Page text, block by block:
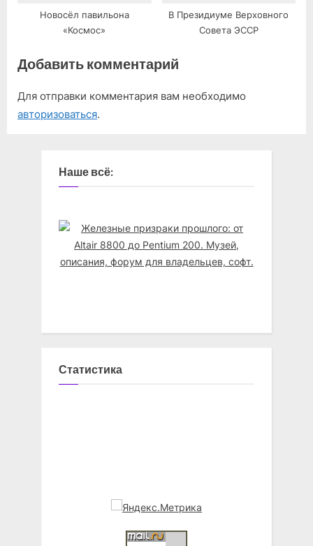
Новосёл павильона
«Космос»
В Президиуме Верховного
Совета ЭССР
Добавить комментарий
Для отправки комментария вам необходимо
авторизоваться.
Наше всё:
Статистика